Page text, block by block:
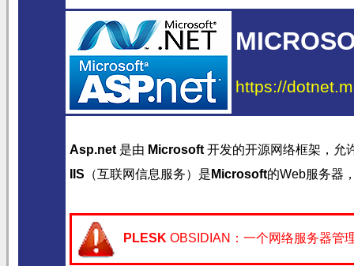
https://
Asp.net 是由 Microsoft 开发的开源网络框架，允
IIS （互联网信息服务）是 Microsoft的Web服务器
PLESK OBSIDIAN：一个网络服务器管